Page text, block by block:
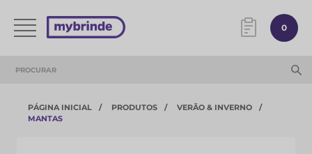
0
PÁGINA INICIAL PRODUTOS
VERÃO & INVERNO
MANTAS